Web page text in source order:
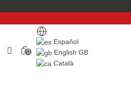
0
Español
English GB
Català